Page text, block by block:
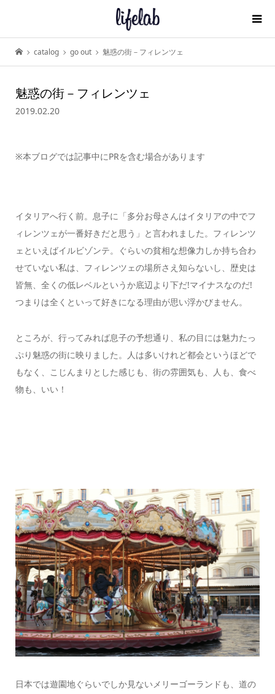
catalog go out 魅惑の街－フィレンツェ
魅惑の街－フィレンツェ
2019.02.20
※本ブログでは記事中にPRを含む場合があります
イタリアへ行く前。息子に「多分お母さんはイタリアの中でフ
ィレンツェが一番好きだと思う」と言われました。フィレンツ
ェといえばイルビゾンテ。ぐらいの貧相な想像力しか持ち合わ
せていない私は、フィレンツェの場所さえ知らないし、歴史は
皆無、全くの低レベルというか底辺より下だ!マイナスなのだ!
つまりは全くといって好きになる理由が思い浮かびません。
ところが、行ってみれば息子の予想通り、私の目には魅力たっ
ぷり魅惑の街に映りました。人は多いけれど都会というほどで
もなく、こじんまりとした感じも、街の雰囲気も、人も、食べ
物も、いい！
日本では遊園地ぐらいでしか見ないメリーゴーランドも、道の